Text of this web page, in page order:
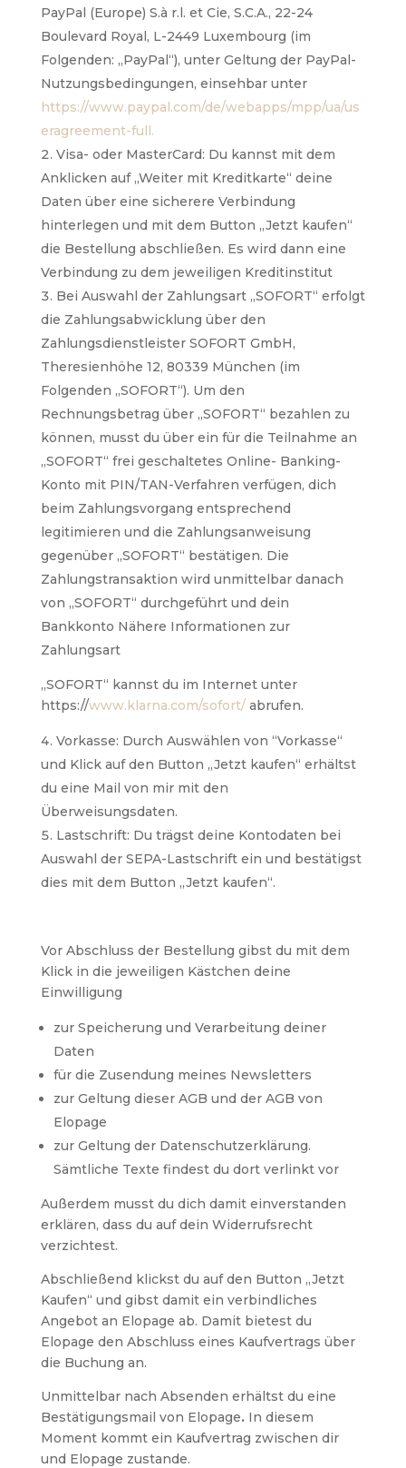
PayPal (Europe) S.à r.l. et Cie, S.C.A., 22-24
Boulevard Royal, L-2449 Luxembourg (im
Folgenden: „PayPal“), unter Geltung der PayPal-
Nutzungsbedingungen, einsehbar unter
https://www.paypal.com/de/webapps/mpp/ua/us
eragreement-full.
Visa- oder MasterCard: Du kannst mit dem
Anklicken auf „Weiter mit Kreditkarte“ deine
Daten über eine sicherere Verbindung
hinterlegen und mit dem Button „Jetzt kaufen“
die Bestellung abschließen. Es wird dann eine
Verbindung zu dem jeweiligen Kreditinstitut
Bei Auswahl der Zahlungsart „SOFORT“ erfolgt
die Zahlungsabwicklung über den
Zahlungsdienstleister SOFORT GmbH,
Theresienhöhe 12, 80339 München (im
Folgenden „SOFORT“). Um den
Rechnungsbetrag über „SOFORT“ bezahlen zu
können, musst du über ein für die Teilnahme an
„SOFORT“ frei geschaltetes Online- Banking-
Konto mit PIN/TAN-Verfahren verfügen, dich
beim Zahlungsvorgang entsprechend
legitimieren und die Zahlungsanweisung
gegenüber „SOFORT“ bestätigen. Die
Zahlungstransaktion wird unmittelbar danach
von „SOFORT“ durchgeführt und dein
Bankkonto Nähere Informationen zur
Zahlungsart
„SOFORT“ kannst du im Internet unter
https://www.klarna.com/sofort/abrufen.
Vorkasse: Durch Auswählen von “Vorkasse“
und Klick auf den Button „Jetzt kaufen“ erhältst
du eine Mail von mir mit den
Überweisungsdaten.
Lastschrift: Du trägst deine Kontodaten bei
Auswahl der SEPA-Lastschrift ein und bestätigst
dies mit dem Button „Jetzt kaufen“.
Vor Abschluss der Bestellung gibst du mit dem
Klick in die jeweiligen Kästchen deine
Einwilligung
zur Speicherung und Verarbeitung deiner
Daten
für die Zusendung meines Newsletters
zur Geltung dieser AGB und der AGB von
Elopage
zur Geltung der Datenschutzerklärung.
Sämtliche Texte findest du dort verlinkt vor
Außerdem musst du dich damit einverstanden
erklären, dass du auf dein Widerrufsrecht
verzichtest.
Abschließend klickst du auf den Button „Jetzt
Kaufen“ und gibst damit ein verbindliches
Angebot an Elopage ab. Damit bietest du
Elopage den Abschluss eines Kaufvertrags über
die Buchung an.
Unmittelbar nach Absenden erhältst du eine
Bestätigungsmail von Elopage. In diesem
Moment kommt ein Kaufvertrag zwischen dir
und Elopage zustande.